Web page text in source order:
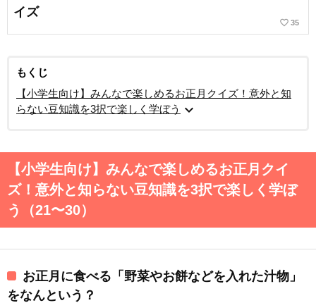
イズ
favorite_border 35
もくじ
【小学生向け】みんなで楽しめるお正月クイズ！意外と知
らない豆知識を3択で楽しく学ぼう expand_more
【小学生向け】みんなで楽しめるお正月クイ
ズ！意外と知らない豆知識を3択で楽しく学ぼ
う（21〜30）
お正月に食べる「野菜やお餅などを入れた汁物」
をなんという？